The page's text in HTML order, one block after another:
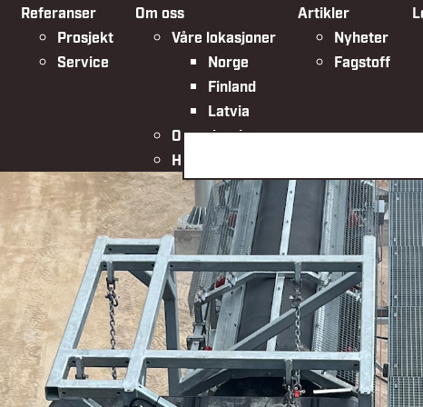
Referanser
Prosjekt
Service
Om oss
Våre lokasjoner
Norge
Finland
Latvia
Organisasjonen
HMSK
Artikler
Nyheter
Fagstoff